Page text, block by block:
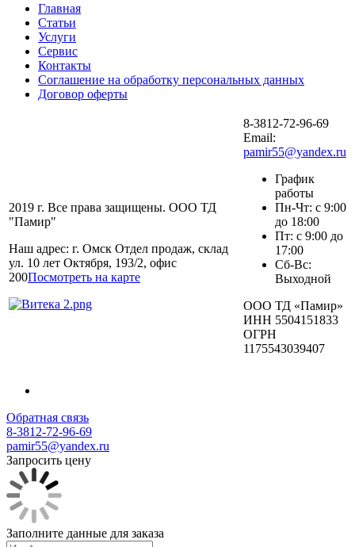
Главная
Статьи
Услуги
Сервис
Контакты
Соглашение на обработку персональных данных
Договор оферты
2019 г. Все права защищены. ООО ТД
"Памир"
Наш адрес: г. Омск Отдел продаж, склад
ул. 10 лет Октября, 193/2, офис
200Посмотреть на карте
8-3812-72-96-69
Email:
pamir55@yandex.ru
График
работы
Пн-Чт: с 9:00
до 18:00
Пт: с 9:00 до
17:00
Сб-Вс:
Выходной
ООО ТД «Памир»
ИНН 5504151833
ОГРН
1175543039407
Обратная связь
8-3812-72-96-69
pamir55@yandex.ru
Запросить цену
Заполните данные для заказа